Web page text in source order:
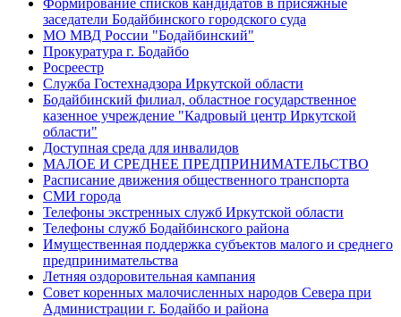
Формирование списков кандидатов в присяжные
заседатели Бодайбинского городского суда
МО МВД России "Бодайбинский"
Прокуратура г. Бодайбо
Росреестр
Служба Гостехнадзора Иркутской области
Бодайбинский филиал, областное государственное
казенное учреждение "Кадровый центр Иркутской
области"
Доступная среда для инвалидов
МАЛОЕ И СРЕДНЕЕ ПРЕДПРИНИМАТЕЛЬСТВО
Расписание движения общественного транспорта
СМИ города
Телефоны экстренных служб Иркутской области
Телефоны служб Бодайбинского района
Имущественная поддержка субъектов малого и среднего
предпринимательства
Летняя оздоровительная кампания
Совет коренных малочисленных народов Севера при
Администрации г. Бодайбо и района